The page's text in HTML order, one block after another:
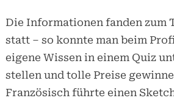
Die Informationen fanden zum
statt – so konnte man beim
eigene Wissen in einem Quiz
stellen und tolle Preise
Französisch führte einen